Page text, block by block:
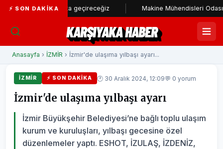
⚡ SON DAKIKA
hayata geçireceğiz Makine Mühendisleri Odası'ndan
KARŞIYAKA HABER
Anasayfa › İZMİR › İzmir'de ulaşıma yılbaşı ayarı...
İZMİR ⚡ SON DAKIKA 🕐 30 Aralık 2024, 12:09💬 0 yorum
İzmir'de ulaşıma yılbaşı ayarı
İzmir Büyükşehir Belediyesi’ne bağlı toplu ulaşım
kurum ve kuruluşları, yılbaşı gecesine özel
düzenlemeler yaptı. ESHOT, İZULAŞ, İZDENİZ,